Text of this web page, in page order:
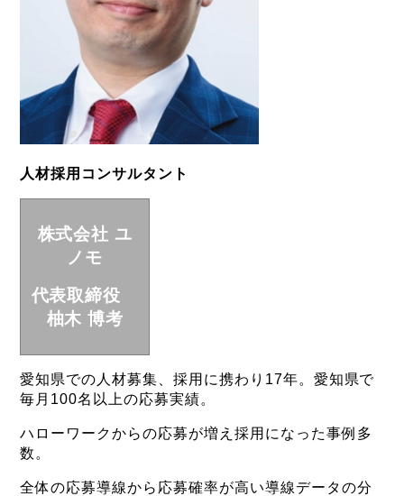
人材採用コンサルタント
株式会社 ユ
ノモ
代表取締役
柚木 博考
愛知県での人材募集、採用に携わり17年。愛知県で
毎月100名以上の応募実績。
ハローワークからの応募が増え採用になった事例多
数。
全体の応募導線から応募確率が高い導線データの分